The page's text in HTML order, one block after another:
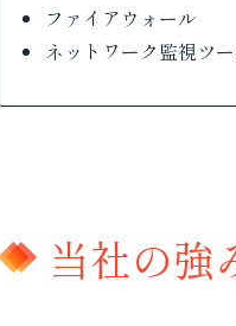
ファイアウォール
ネットワーク監視ツ
当社の強